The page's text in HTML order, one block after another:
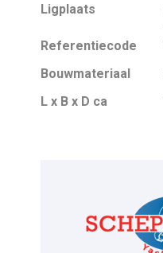
Ligplaats
Referentiecode
Bouwmateriaal
L x B x D ca